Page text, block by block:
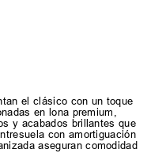
el clásico con un toque
en lona premium,
y acabados brillantes que
con amortiguación
aseguran comodidad